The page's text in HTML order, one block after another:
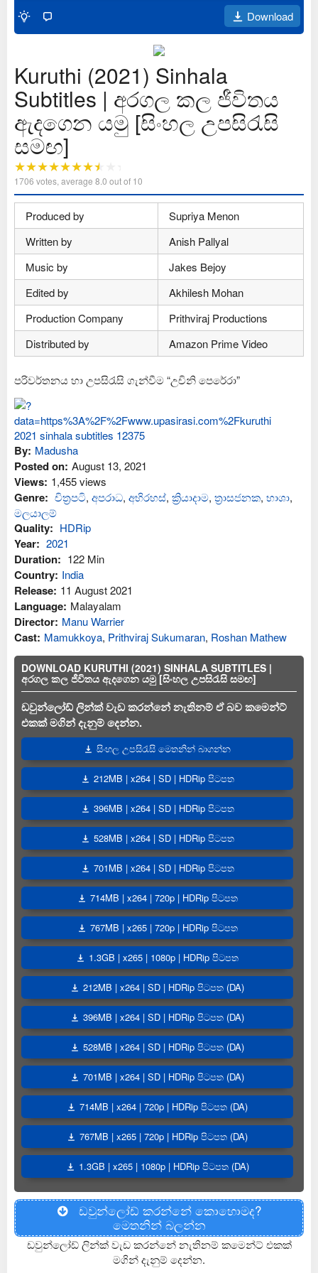
Download
Kuruthi (2021) Sinhala
Subtitles | අරගල කල ජීවිතය
ඇදගෙන යමු [සිංහල උපසිරැසි
සමඟ]
1706 votes, average 8.0 out of 10
Produced by
Supriya Menon
Written by
Anish Pallyal
Music by
Jakes Bejoy
Edited by
Akhilesh Mohan
Production Company
Prithviraj Productions
Distributed by
Amazon Prime Video
පරිවර්තනය හා උපසිරැසි ගැන්වීම “උචිනි පෙරේරා”
By: Madusha
Posted on: August 13, 2021
Views: 1,455 views
Genre: චිත්‍රපටි, අප‍රාධ, අභිරහස්, ක්‍රියාදාම, ත්‍රාසජනක, භාශා,
මලයාලම්
Quality: HDRip
Year: 2021
Duration: 122 Min
Country: India
Release: 11 August 2021
Language: Malayalam
Director: Manu Warrier
Cast: Mamukkoya, Prithviraj Sukumaran, Roshan Mathew
DOWNLOAD KURUTHI (2021) SINHALA SUBTITLES |
අරගල කල ජීවිතය ඇදගෙන යමු [සිංහල උපසිරැසි සමඟ]
ඩවුන්ලෝඩ් ලින්ක් වැඩ කරන්නේ නැතිනම් ඒ බව කමෙන්ට්
එකක් මගින් දැනුම් දෙන්න.
සිංහල උපසිරැසි මෙතනින් බාගන්න
212MB | x264 | SD | HDRip පිටපත
396MB | x264 | SD | HDRip පිටපත
528MB | x264 | SD | HDRip පිටපත
701MB | x264 | SD | HDRip පිටපත
714MB | x264 | 720p | HDRip පිටපත
767MB | x265 | 720p | HDRip පිටපත
1.3GB | x265 | 1080p | HDRip පිටපත
212MB | x264 | SD | HDRip පිටපත (DA)
396MB | x264 | SD | HDRip පිටපත (DA)
528MB | x264 | SD | HDRip පිටපත (DA)
701MB | x264 | SD | HDRip පිටපත (DA)
714MB | x264 | 720p | HDRip පිටපත (DA)
767MB | x265 | 720p | HDRip පිටපත (DA)
1.3GB | x265 | 1080p | HDRip පිටපත (DA)
ඩවුන්ලෝඩ් කරන්නේ කොහොමද?
මෙතනින් බලන්න
ඩවුන්ලෝඩ් ලින්ක් වැඩ කරන්නේ නැතිනම් කමෙන්ට් එකක්
මගින් දැනුම් දෙන්න.